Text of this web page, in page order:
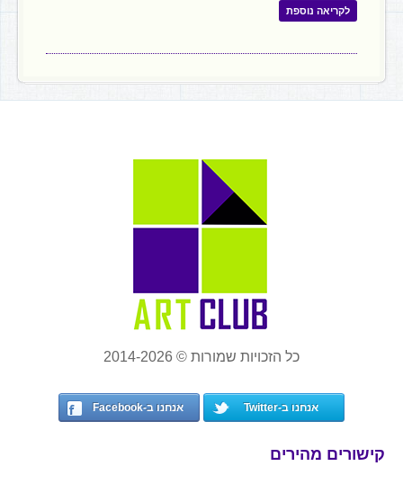
לקריאה נוספת
כל הזכויות שמורות © 2014-2026
אנחנו ב-Twitter אנחנו ב-Facebook
קישורים מהירים